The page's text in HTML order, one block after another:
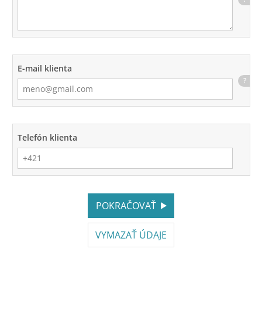
E-mail klienta
?
Telefón klienta
VYMAZAŤ ÚDAJE
POKRAČOVAŤ